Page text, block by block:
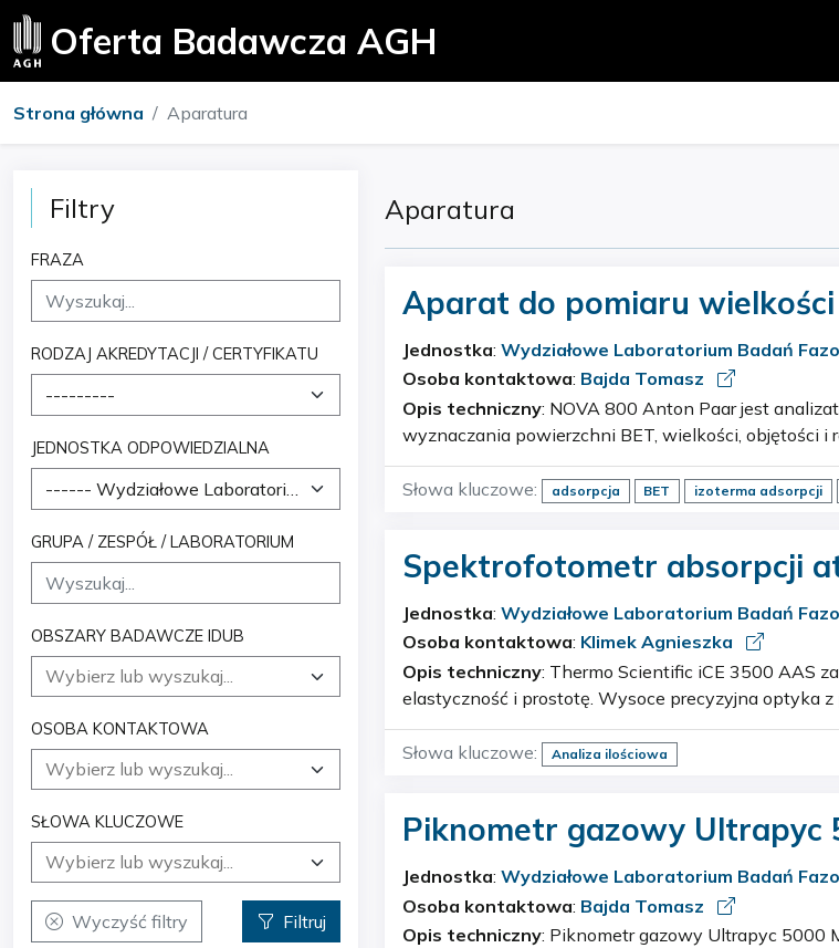
Oferta Badawcza AGH
Strona główna Aparatura
Filtry
FRAZA
RODZAJ AKREDYTACJI / CERTYFIKATU
---------
JEDNOSTKA ODPOWIEDZIALNA
------ Wydziałowe Laboratorium Badań Fazowych, Strukturalnych, Teksturalnych i Geochemicznych
GRUPA / ZESPÓŁ / LABORATORIUM
OBSZARY BADAWCZE IDUB
OSOBA KONTAKTOWA
SŁOWA KLUCZOWE
Wyczyść filtry Filtruj
Aparatura
Aparat do pomiaru
Anton Paar
Jednostka: Wydziałowe Laboratorium Badań
Geochemicznych
Osoba kontaktowa: Bajda Tomasz
Opis techniczny: NOVA 800 Anton Paar jest analizatorem do pomiaru sorpcji gazów i
wyznaczania powierzchni BET, wielkości, objętości i
i
Słowa kluczowe:
adsorpcja BET izoterma adsorpcji
Spektrofotometr absorpcji
Jednostka: Wydziałowe Laboratorium Badań
Geochemicznych
Osoba kontaktowa: Klimek Agnieszka
Opis techniczny: Thermo Scientific iCE 3500 AAS zapewnia niezrównaną wydajność,
elastyczność i prostotę. Wysoce precyzyjna optyka
monochromatorem Echelle zapewnia niskie granice
stabilność…
Słowa kluczowe: Analiza ilościowa
Piknometr gazowy Ultrapyc
Jednostka: Wydziałowe Laboratorium Badań
Geochemicznych
Osoba kontaktowa: Bajda Tomasz
Opis techniczny: Piknometr gazowy Ultrapyc 5000 Micro służy do precyzyjnego pomiaru